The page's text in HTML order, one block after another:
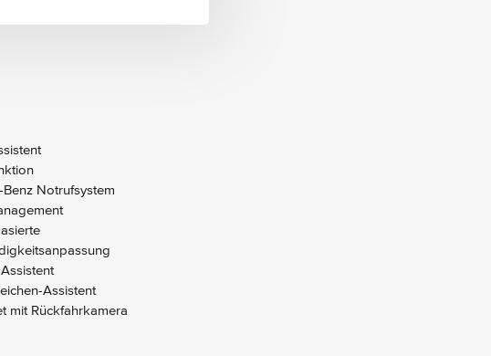
Benz Notrufsystem
Assistent
mit Rückfahrkamera